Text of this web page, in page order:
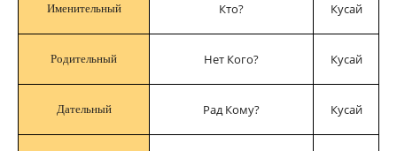
Именительный Кто? Кусай
Родительный Нет Кого? Кусай
Дательный Рад Кому? Кусай